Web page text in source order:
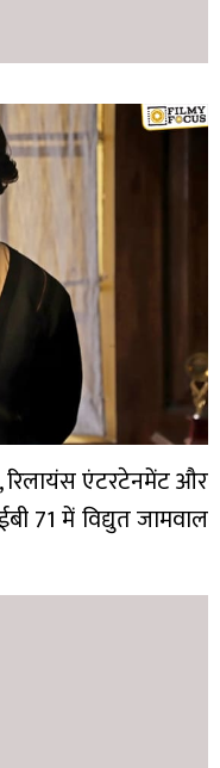
रिलायंस एंटरटेनमेंट और
71 में विद्युत जामवाल